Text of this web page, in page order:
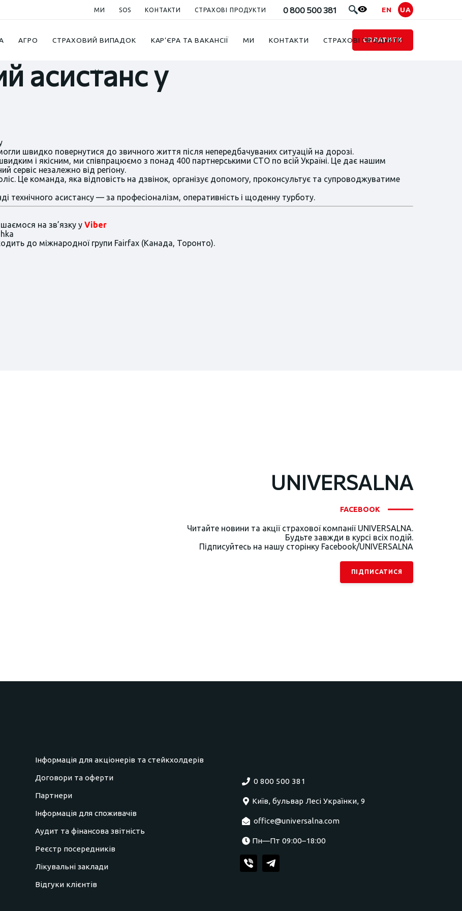
МИ SOS КОНТАКТИ СТРАХОВІ ПРОДУКТИ 0 800 500 381 EN UA
АГРО СТРАХОВИЙ ВИПАДОК КАР’ЄРА ТА ВАКАНСІЇ МИ КОНТАКТИ СТРАХОВІ ПРОДУКТИ
СПЛАТИТИ
асистанс у
швидко повернутися до звичного життя після непередбачуваних ситуацій на дорозі.
і якісним, ми співпрацюємо з понад 400 партнерськими СТО по всій Україні. Це дає нашим
сервіс незалежно від регіону.
Це команда, яка відповість на дзвінок, організує допомогу, проконсультує та супроводжуватиме
технічного асистансу — за професіоналізм, оперативність і щоденну турботу.
на зв’язку у Viber
до міжнародної групи Fairfax (Канада, Торонто).
UNIVERSALNA
FACEBOOK
Читайте новини та акції страхової компанії UNIVERSALNA.
Будьте завжди в курсі всіх подій.
Підписуйтесь на нашу сторінку Facebook/UNIVERSALNA
ПІДПИСАТИСЯ
Інформація для акціонерів та стейкхолдерів
Договори та оферти
Партнери
Інформація для споживачів
Аудит та фінансова звітність
Реєстр посередників
Лікувальні заклади
Відгуки клієнтів
0 800 500 381
Київ, бульвар Лесі Українки, 9
office@universalna.com
Пн—Пт 09:00–18:00